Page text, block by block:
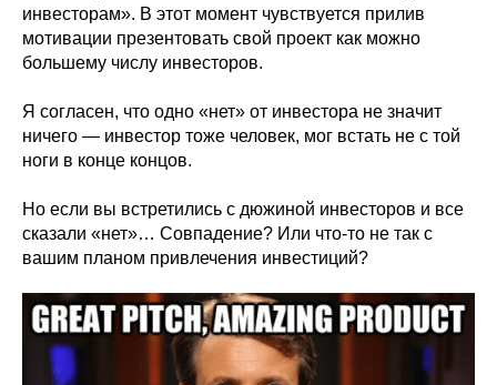
инвесторам». В этот момент чувствуется прилив
мотивации презентовать свой проект как можно
большему числу инвесторов.
Я согласен, что одно «нет» от инвестора не значит
ничего — инвестор тоже человек, мог встать не с той
ноги в конце концов.
Но если вы встретились с дюжиной инвесторов и все
сказали «нет»… Совпадение? Или что-то не так с
вашим планом привлечения инвестиций?